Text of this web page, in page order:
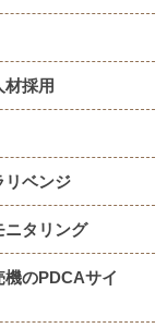
採用
リベンジ
ニタリング
のPDCAサイ